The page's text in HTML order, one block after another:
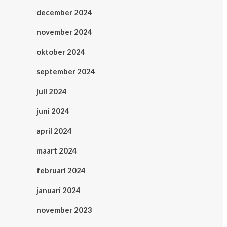
december 2024
november 2024
oktober 2024
september 2024
juli 2024
juni 2024
april 2024
maart 2024
februari 2024
januari 2024
november 2023